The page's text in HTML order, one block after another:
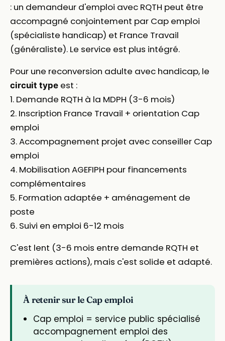
: un demandeur d'emploi avec RQTH peut être
accompagné conjointement par Cap emploi
(spécialiste handicap) et France Travail
(généraliste). Le service est plus intégré.
Pour une reconversion adulte avec handicap, le
circuit type est :
1. Demande RQTH à la MDPH (3-6 mois)
2. Inscription France Travail + orientation Cap
emploi
3. Accompagnement projet avec conseiller Cap
emploi
4. Mobilisation AGEFIPH pour financements
complémentaires
5. Formation adaptée + aménagement de
poste
6. Suivi en emploi 6-12 mois
C'est lent (3-6 mois entre demande RQTH et
premières actions), mais c'est solide et adapté.
À retenir sur le Cap emploi
Cap emploi = service public spécialisé
accompagnement emploi des